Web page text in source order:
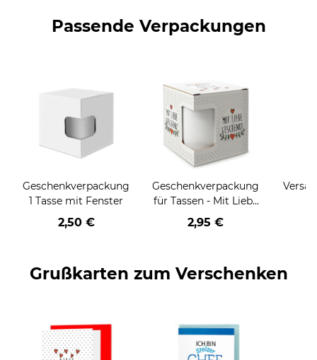
Passende Verpackungen
Geschenkverpackung
1 Tasse mit Fenster
2,50 €
Geschenkverpackung
für Tassen - Mit Liebe
geschenkt
2,95 €
Grußkarten zum Verschenken